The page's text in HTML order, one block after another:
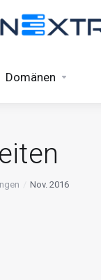
Domänen
Nov. 2016